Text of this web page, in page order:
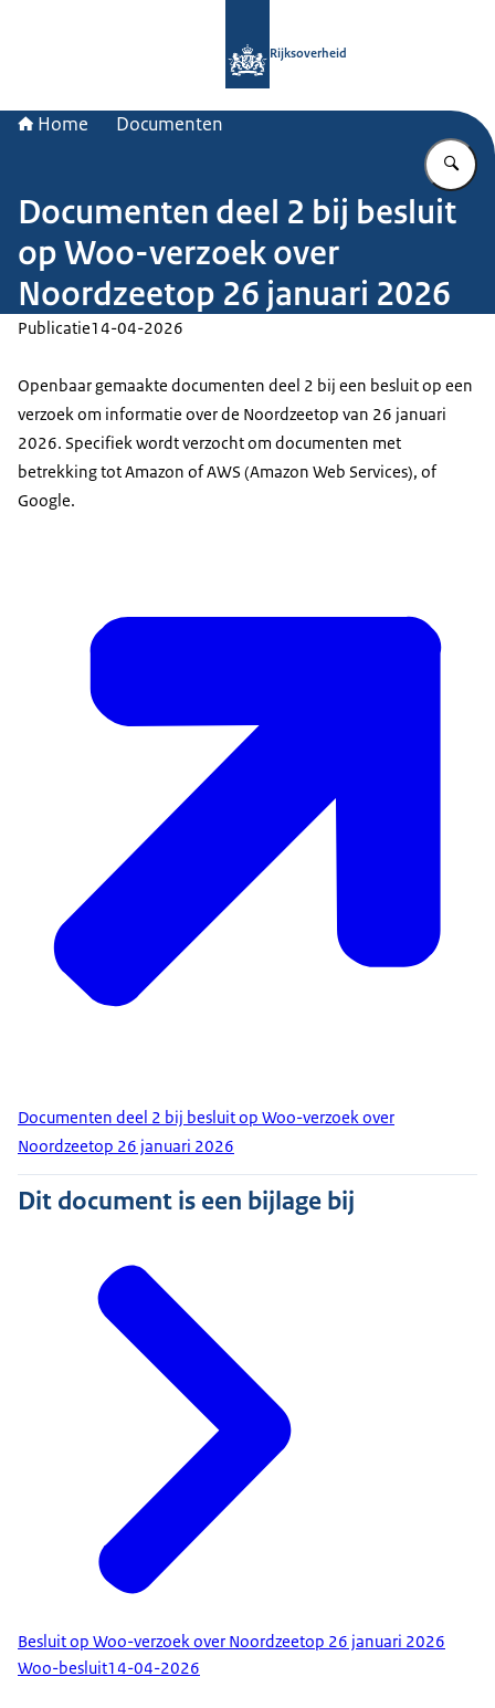
Rijksoverheid
Home Documenten
Documenten deel 2 bij besluit
op Woo-verzoek over
Noordzeetop 26 januari 2026
Publicatie14-04-2026
Openbaar gemaakte documenten deel 2 bij een besluit op een
verzoek om informatie over de Noordzeetop van 26 januari
2026. Specifiek wordt verzocht om documenten met
betrekking tot Amazon of AWS (Amazon Web Services), of
Google.
Documenten deel 2 bij besluit op Woo-verzoek over
Noordzeetop 26 januari 2026
Dit document is een bijlage bij
Besluit op Woo-verzoek over Noordzeetop 26 januari 2026
Woo-besluit14-04-2026